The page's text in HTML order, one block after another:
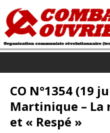
CO N°1354 (19
Martinique – La
et « Respé »